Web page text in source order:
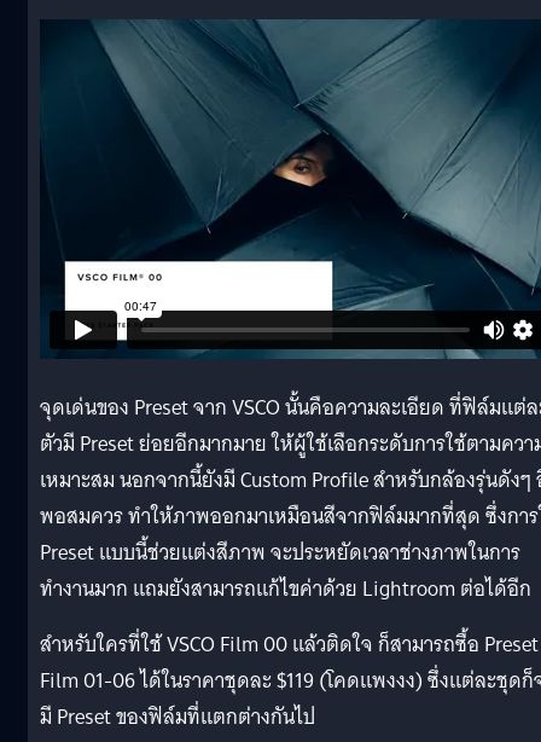
จุดเด่นของ Preset จาก VSCO นั้นคือความละเอียด ที่ฟิล์มแต่
ตัวมี Preset ย่อยอีกมากมาย ให้ผู้ใช้เลือกระดับการใช้ตามควา
เหมาะสม นอกจากนี้ยังมี Custom Profile สำหรับกล้องรุ่นดังๆ
พอสมควร ทำให้ภาพออกมาเหมือนสีจากฟิล์มมากที่สุด ซึ่งกา
Preset แบบนี้ช่วยแต่งสีภาพ จะประหยัดเวลาช่างภาพในการ
ทำงานมาก แถมยังสามารถแก้ไขค่าด้วย Lightroom ต่อได้อีก
สำหรับใครที่ใช้ VSCO Film 00 แล้วติดใจ ก็สามารถซื้อ Preset
Film 01-06 ได้ในราคาชุดละ $119 (โคดแพงงง) ซึ่งแต่ละชุดก็
มี Preset ของฟิล์มที่แตกต่างกันไป